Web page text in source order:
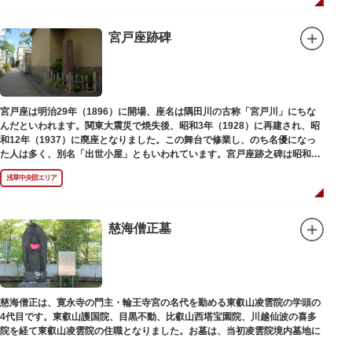
宮戸座跡碑
宮戸座は明治29年（1896）に開場、座名は隅田川の古称「宮戸川」にちな
んだといわれます。関東大震災で焼失後、昭和3年（1928）に再建され、昭
和12年（1937）に廃座となりました。この舞台で修業し、のち名優になっ
た人は多く、別名「出世小屋」ともいわれています。宮戸座跡之碑は昭和53
年（1978）に建てられました。
浅草中央部エリア
慈海僧正墓
慈海僧正は、寛永寺の門主・輪王寺宮の名代を勤める東叡山凌雲院の学頭の
4代目です。東叡山護国院、目黒不動、比叡山西塔宝園院、川越仙波の喜多
院を経て東叡山凌雲院の住職となりました。お墓は、当初凌雲院境内墓地に